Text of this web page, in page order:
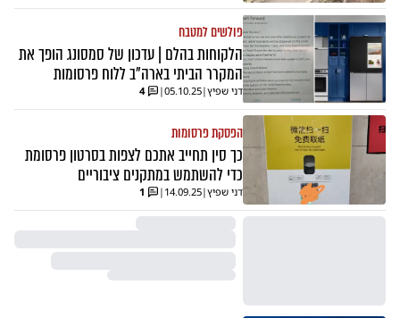
פולשים למטבח
הלקוחות בהלם | עדכון של סמסונג הופך את
המקרר הביתי בארה"ב ללוח פרסומות
דני שפיץ|
05.10.25
|
4
הפסקת פרסומות
כך סין תחייב אתכם לצפות בסרטון פרסומת
כדי להשתמש במתקנים ציבוריים
דני שפיץ|
14.09.25
|
1